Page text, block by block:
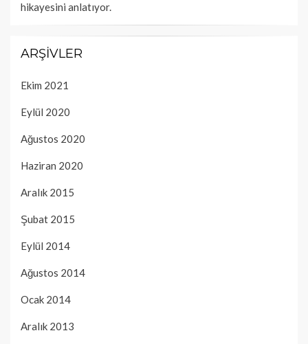
hikayesini anlatıyor.
ARŞIVLER
Ekim 2021
Eylül 2020
Ağustos 2020
Haziran 2020
Aralık 2015
Şubat 2015
Eylül 2014
Ağustos 2014
Ocak 2014
Aralık 2013